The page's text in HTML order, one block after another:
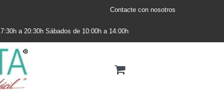
Contacte con nosotros
a 20:30h Sábados de 10:00h a 14:00h